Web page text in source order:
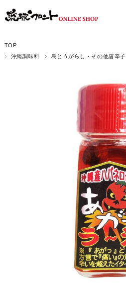
TOP
沖縄調味料
島とうがらし・その他唐辛子